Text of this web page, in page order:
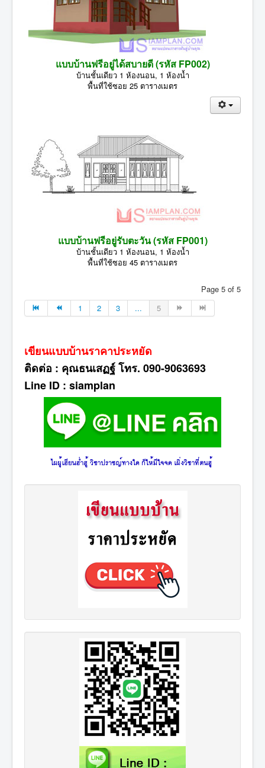
แบบบ้านฟรีอยู่ได้สบายดี (รหัส FP002)
บ้านชั้นเดียว 1 ห้องนอน, 1 ห้องน้ำ
พื้นที่ใช้ซอย 25 ตารางเมตร
แบบบ้านฟรีอยู่รับตะวัน (รหัส FP001)
บ้านชั้นเดียว 1 ห้องนอน, 1 ห้องน้ำ
พื้นที่ใช้ซอย 45 ตารางเมตร
Page 5 of 5
1
2 3 ... 5
เขียนแบบบ้านราคาประหยัด
ติดต่อ : คุณธนเสฏฐ์ โทร. 090-9063693
Line ID : siamplan